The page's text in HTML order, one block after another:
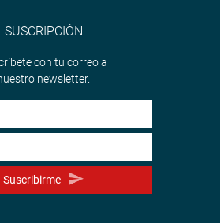
SUSCRIPCIÓN
con tu correo a
newsletter.
Suscribirme